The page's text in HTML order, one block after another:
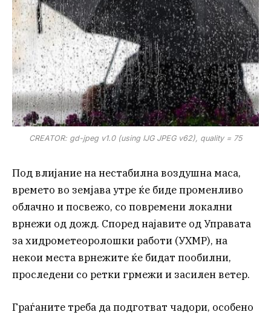
CREATOR: gd-jpeg v1.0 (using IJG JPEG v62), quality = 75
Под влијание на нестабилна воздушна маса,
времето во земјава утре ќе биде променливо
облачно и посвежо, со повремени локални
врнежи од дожд. Според најавите од Управата
за хидрометеоролошки работи (УХМР), на
некои места врнежите ќе бидат пообилни,
проследени со ретки грмежи и засилен ветер.
Граѓаните треба да подготват чадори, особено